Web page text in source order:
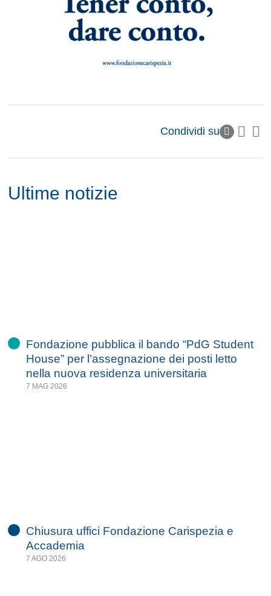
Condividi su
Ultime notizie
Fondazione pubblica il bando “PdG Student
House” per l’assegnazione dei posti letto
nella nuova residenza universitaria
7 MAG 2026
Chiusura uffici Fondazione Carispezia e
Accademia
7 AGO 2026